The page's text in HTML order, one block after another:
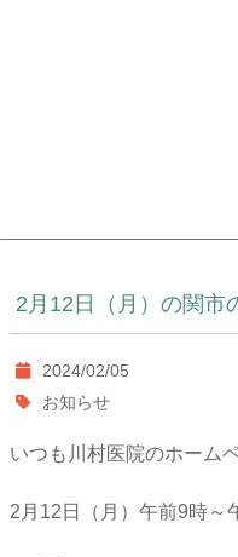
2月12日（月）の関市
2024/02/05
お知らせ
いつも川村医院のホーム
2月12日（月）午前9時～